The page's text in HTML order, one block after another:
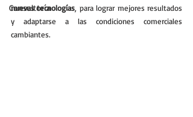
Consultoría
nuevas tecnologías, para lograr mejores resultados
y adaptarse a las condiciones comerciales
cambiantes.